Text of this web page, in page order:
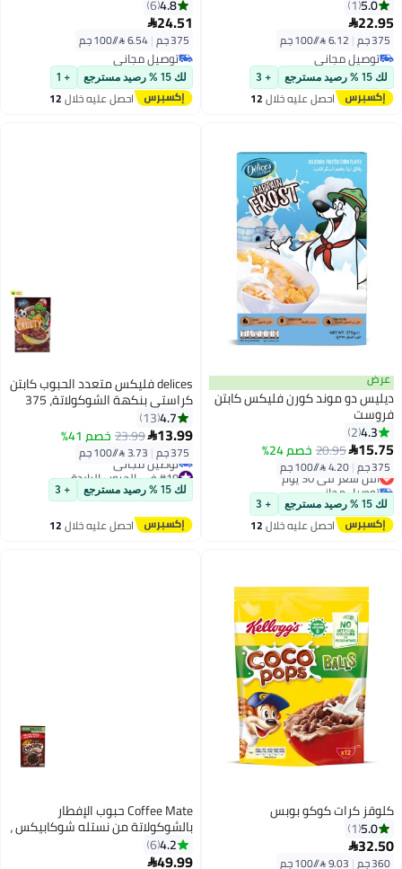
5.0
1
22.95
375 جم |
توصيل مجاني
توصيل مجانيلك 15 % رصيد مسترجع + 3
احصل عليه خلال12
4.8
6
24.51
375 جم |
توصيل مجاني
توصيل مجانيلك 15 % رصيد مسترجع + 1
احصل عليه خلال12
عرض
ديليس دو موند كورن فليكس كابتن
فروست
4.3
2
15.75
20.95خصم 24%
375 جم |
أقل سعر في 30 يوم
توصيل مجاني
أقل سعر في 30 يوملك 15 % رصيد مسترجع + 3
احصل عليه خلال12
delices فليكس متعدد الحبوب كابتن
كراستي بنكهة الشوكولاتة، 375
جرام4.7
13
13.99
23.99خصم 41%
375 جم |
#19 في الحبوب الباردة
أقل سعر في 30 يوم
توصيل مجاني
#19 في الحبوب الباردة
لك 15 % رصيد مسترجع + 3
احصل عليه خلال12
كلوقز كرات كوكو بوبس
5.0
1
32.50
360 جم |
Coffee Mate حبوب الإفطار
بالشوكولاتة من نستله شوكابيكس ،
645غ4.2
6
49.99